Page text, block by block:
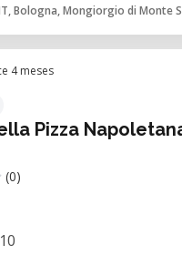
Bologna, Mongiorgio di Monte
4 meses
Pizza
(0)